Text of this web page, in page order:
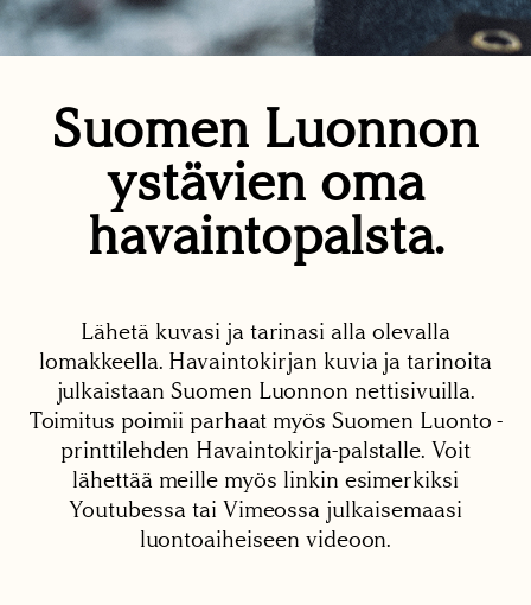
Suomen Luonnon
ystävien oma
havaintopalsta.
Lähetä kuvasi ja tarinasi alla olevalla
lomakkeella. Havaintokirjan kuvia ja tarinoita
julkaistaan Suomen Luonnon nettisivuilla.
Toimitus poimii parhaat myös Suomen Luonto -
printtilehden Havaintokirja-palstalle. Voit
lähettää meille myös linkin esimerkiksi
Youtubessa tai Vimeossa julkaisemaasi
luontoaiheiseen videoon.